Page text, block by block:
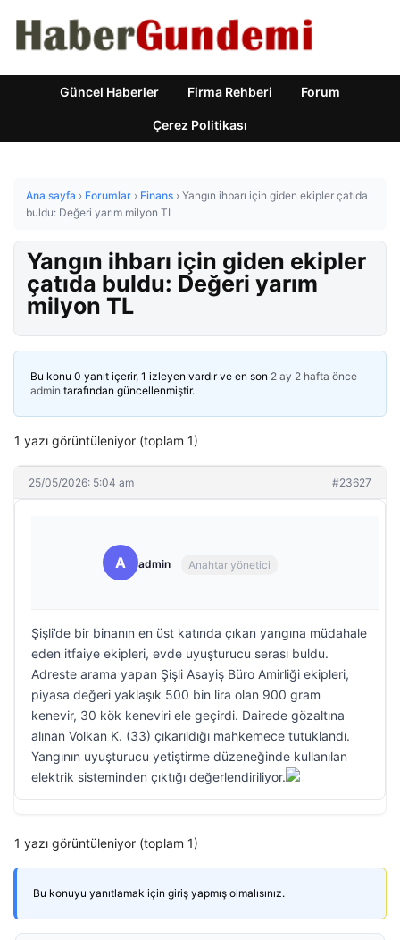
Güncel Haberler Firma Rehberi Forum
Çerez Politikası
Ana sayfa › Forumlar › Finans › Yangın ihbarı için giden ekipler çatıda
buldu: Değeri yarım milyon TL
Yangın ihbarı için giden ekipler
çatıda buldu: Değeri yarım
milyon TL
Bu konu 0 yanıt içerir, 1 izleyen vardır ve en son 2 ay 2 hafta önce
admin tarafından güncellenmiştir.
1 yazı görüntüleniyor (toplam 1)
25/05/2026: 5:04 am #23627
A admin Anahtar yönetici
Şişli’de bir binanın en üst katında çıkan yangına müdahale
eden itfaiye ekipleri, evde uyuşturucu serası buldu.
Adreste arama yapan Şişli Asayiş Büro Amirliği ekipleri,
piyasa değeri yaklaşık 500 bin lira olan 900 gram
kenevir, 30 kök keneviri ele geçirdi. Dairede gözaltına
alınan Volkan K. (33) çıkarıldığı mahkemece tutuklandı.
Yangının uyuşturucu yetiştirme düzeneğinde kullanılan
elektrik sisteminden çıktığı değerlendiriliyor.
1 yazı görüntüleniyor (toplam 1)
Bu konuyu yanıtlamak için giriş yapmış olmalısınız.